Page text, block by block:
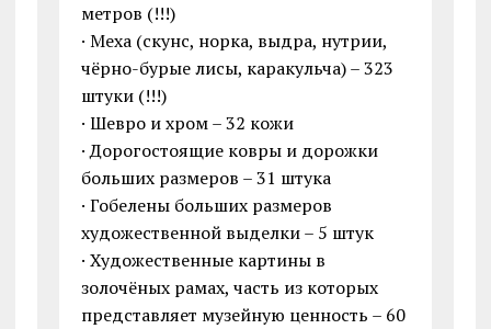
метров (!!!)
· Меха (скунс, норка, выдра, нутрии,
чёрно-бурые лисы, каракульча) – 323
штуки (!!!)
· Шевро и хром – 32 кожи
· Дорогостоящие ковры и дорожки
больших размеров – 31 штука
· Гобелены больших размеров
художественной выделки – 5 штук
· Художественные картины в
золочёных рамах, часть из которых
представляет музейную ценность – 60